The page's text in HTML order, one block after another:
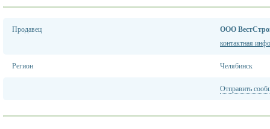
Продавец
ООО
контактная
Регион Челябинск
Отправить